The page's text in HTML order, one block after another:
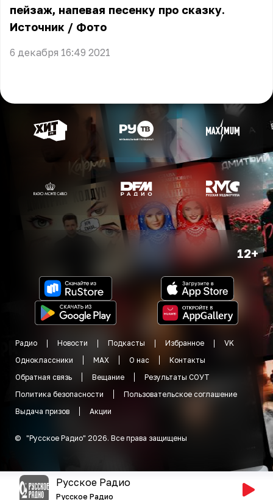
пейзаж, напевая песенку про сказку.
Источник / Фото
6 декабря 16:49 2021
12+
Радио Новости Подкасты Избранное
VK
Одноклассники
MAX О нас
Контакты
Обратная связь
Вещание
Результаты СОУТ
Политика безопасности
Пользовательское соглашение
Выдача призов
Акции
© "Русское Радио" 2026. Все права защищены
Русское Радио
Русское Радио